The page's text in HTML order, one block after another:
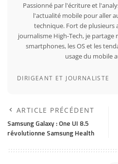
Passionné par l'écriture et
l'actualité mobile pour aller
technique. Fort de plusieurs
journalisme High-Tech, je partage
smartphones, les OS et les
usage du mobile
DIRIGEANT ET JOURNALISTE
ARTICLE PRÉCÉDENT
Samsung Galaxy : One UI 8.5
révolutionne Samsung Health